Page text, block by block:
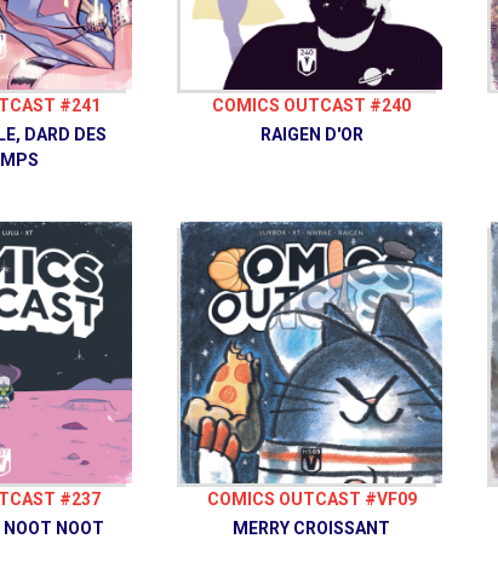
#241
DARD DES
COMICS OUTCAST #240
RAIGEN D'OR
#237
NOOT NOOT
COMICS OUTCAST #VF09
MERRY CROISSANT